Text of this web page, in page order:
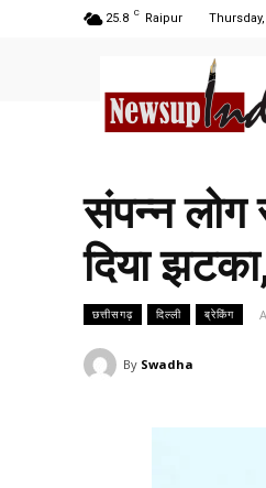
25.8 C Raipur
संपन्न लोग
दिया
छत्तीसगढ़ दिल्ली ब्रेकिंग
By Swadha